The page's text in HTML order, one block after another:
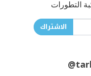
التطورات
الاشتراك